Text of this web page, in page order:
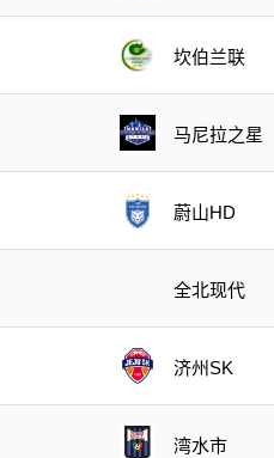
坎伯兰联
马尼拉之星
蔚山HD
全北现代
济州SK
湾水市